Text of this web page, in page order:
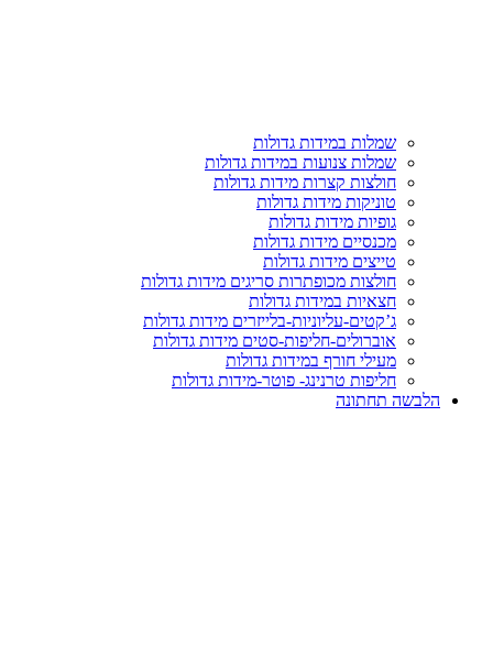
שמלות במידות גדולות
שמלות צנועות במידות גדולות
חולצות קצרות מידות גדולות
טוניקות מידות גדולות
גופיות מידות גדולות
מכנסיים מידות גדולות
טייצים מידות גדולות
חולצות מכופתרות סריגים מידות גדולות
חצאיות במידות גדולות
ג’קטים-עליוניות-בלייזרים מידות גדולות
אוברולים-חליפות-סטים מידות גדולות
מעילי חורף במידות גדולות
חליפות טרנינג- פוטר-מידות גדולות
הלבשה תחתונה